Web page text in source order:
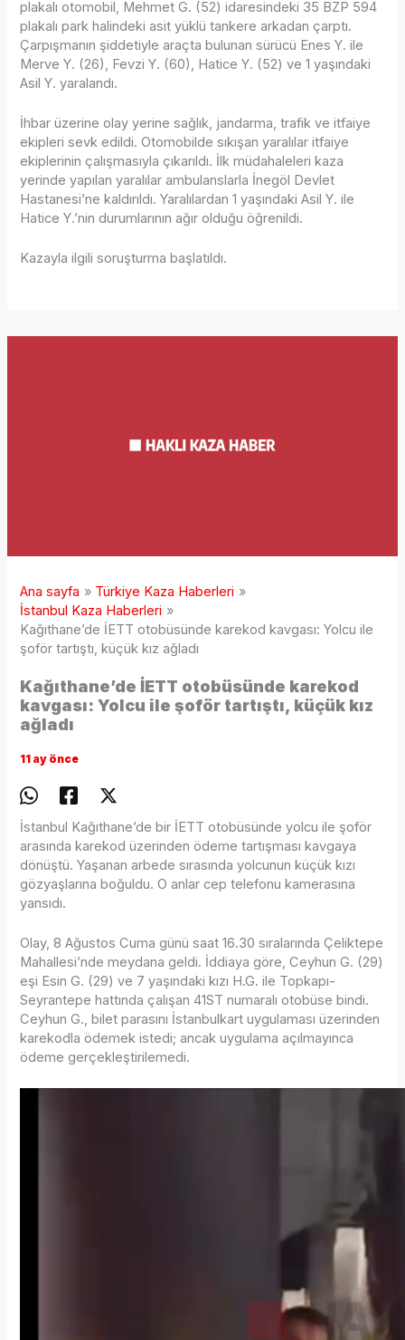
plakalı otomobil, Mehmet G. (52) idaresindeki 35 BZP 594
plakalı park halindeki asit yüklü tankere arkadan çarptı.
Çarpışmanın şiddetiyle araçta bulunan sürücü Enes Y. ile
Merve Y. (26), Fevzi Y. (60), Hatice Y. (52) ve 1 yaşındaki
Asil Y. yaralandı.
İhbar üzerine olay yerine sağlık, jandarma, trafik ve itfaiye
ekipleri sevk edildi. Otomobilde sıkışan yaralılar itfaiye
ekiplerinin çalışmasıyla çıkarıldı. İlk müdahaleleri kaza
yerinde yapılan yaralılar ambulanslarla İnegöl Devlet
Hastanesi’ne kaldırıldı. Yaralılardan 1 yaşındaki Asil Y. ile
Hatice Y.’nin durumlarının ağır olduğu öğrenildi.
Kazayla ilgili soruşturma başlatıldı.
Ana sayfa
Türkiye Kaza Haberleri
İstanbul Kaza Haberleri
Kağıthane’de İETT otobüsünde karekod kavgası: Yolcu ile
şoför tartıştı, küçük kız ağladı
Kağıthane’de İETT otobüsünde karekod
kavgası: Yolcu ile şoför tartıştı, küçük kız
ağladı
11 ay önce
İstanbul Kağıthane’de bir İETT otobüsünde yolcu ile şoför
arasında karekod üzerinden ödeme tartışması kavgaya
dönüştü. Yaşanan arbede sırasında yolcunun küçük kızı
gözyaşlarına boğuldu. O anlar cep telefonu kamerasına
yansıdı.
Olay, 8 Ağustos Cuma günü saat 16.30 sıralarında Çeliktepe
Mahallesi’nde meydana geldi. İddiaya göre, Ceyhun G. (29)
eşi Esin G. (29) ve 7 yaşındaki kızı H.G. ile Topkapı-
Seyrantepe hattında çalışan 41ST numaralı otobüse bindi.
Ceyhun G., bilet parasını İstanbulkart uygulaması üzerinden
karekodla ödemek istedi; ancak uygulama açılmayınca
ödeme gerçekleştirilemedi.